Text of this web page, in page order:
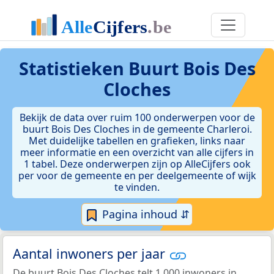
Statistieken Buurt Bois Des
Cloches
Bekijk de data over ruim 100 onderwerpen voor de
buurt Bois Des Cloches in de gemeente Charleroi.
Met duidelijke tabellen en grafieken, links naar
meer informatie en een overzicht van alle cijfers in
1 tabel. Deze onderwerpen zijn op AlleCijfers ook
per voor de gemeente en per deelgemeente of wijk
te vinden.
Pagina inhoud ⇵
Aantal inwoners per jaar